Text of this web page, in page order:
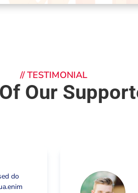
//TESTIMONIAL
Our
do